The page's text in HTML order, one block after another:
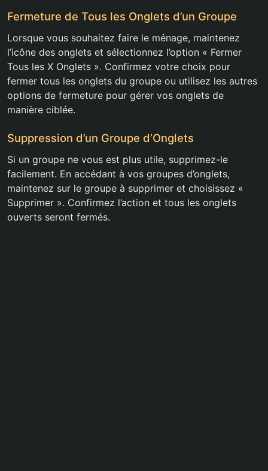
Fermeture de Tous les Onglets d’un Groupe
Lorsque vous souhaitez faire le ménage, maintenez
l’icône des onglets et sélectionnez l’option « Fermer
Tous les X Onglets ». Confirmez votre choix pour
fermer tous les onglets du groupe ou utilisez les autres
options de fermeture pour gérer vos onglets de
manière ciblée.
Suppression d’un Groupe d’Onglets
Si un groupe ne vous est plus utile, supprimez-le
facilement. En accédant à vos groupes d’onglets,
maintenez sur le groupe à supprimer et choisissez «
Supprimer ». Confirmez l’action et tous les onglets
ouverts seront fermés.